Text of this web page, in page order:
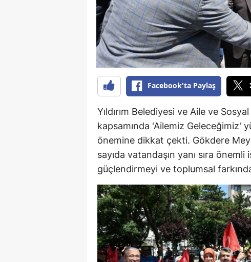
Facebook'ta Paylaş
Yıldırım Belediyesi ve Aile ve
kapsamında 'Ailemiz Geleceğimiz'
önemine dikkat çekti. Gökdere
sayıda vatandaşın yanı sıra
güçlendirmeyi ve toplumsal